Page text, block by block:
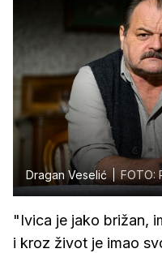
Dragan Veselić FOTO:
"Ivica je jako brižan,
i kroz život je imao